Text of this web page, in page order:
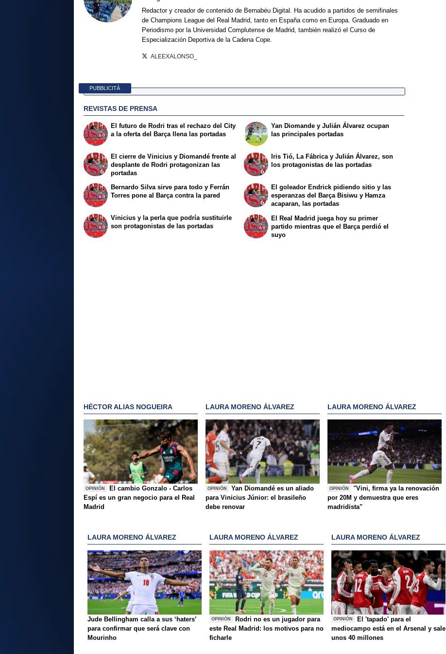
Redactor y creador de contenido de Bernabéu Digital. Ha acudido a partidos de semifinales
de Champions League del Real Madrid, tanto en España como en Europa. Graduado en
Periodismo por la Universidad Complutense de Madrid, también realizó el Curso de
Especialización Deportiva de la Cadena Cope.
ALEEXALONSO_
PUBBLICITÀ
REVISTAS DE PRENSA
El futuro de Rodri tras el rechazo del City
a la oferta del Barça llena las portadas
El cierre de Vinicius y Diomandé frente al
desplante de Rodri protagonizan las
portadas
Yan Diomande y Julián Álvarez ocupan
las principales portadas
Iris Tió, La Fábrica y Julián Álvarez, son
los protagonistas de las portadas
Bernardo Silva sirve para todo y Ferrán
Torres pone al Barça contra la pared
Vinicius y la perla que podría sustituirle
son protagonistas de las portadas
El goleador Endrick pidiendo sitio y las
esperanzas del Barça Bisiwu y Hamza
acaparan, las portadas
El Real Madrid juega hoy su primer
partido mientras que el Barça perdió el
suyo
HÉCTOR ALIAS NOGUEIRA
OPINIÓN
El cambio Gonzalo - Carlos
Espí es un gran negocio para el Real
Madrid
LAURA MORENO ÁLVAREZ
OPINIÓN
Yan Diomandé es un aliado
para Vinicius Júnior: el brasileño
debe renovar
LAURA MORENO ÁLVAREZ
OPINIÓN
"Vini, firma ya la renovación
por 20M y demuestra que eres
madridista"
LAURA MORENO ÁLVAREZ
Jude Bellingham calla a sus ‘haters’
para confirmar que será clave con
Mourinho
LAURA MORENO ÁLVAREZ
OPINIÓN
Rodri no es un jugador para
este Real Madrid: los motivos para no
ficharle
LAURA MORENO ÁLVAREZ
OPINIÓN
El 'tapado' para el
mediocampo está en el Arsenal y sale
unos 40 millones